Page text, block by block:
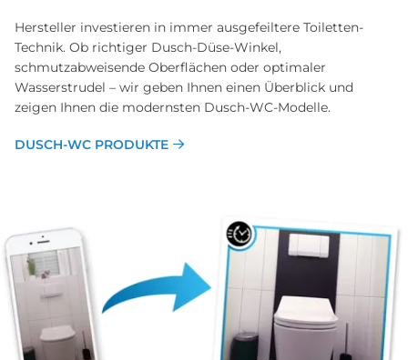
Hersteller investieren in immer ausgefeiltere Toiletten-
Technik. Ob richtiger Dusch-Düse-Winkel,
schmutzabweisende Oberflächen oder optimaler
Wasserstrudel – wir geben Ihnen einen Überblick und
zeigen Ihnen die modernsten Dusch-WC-Modelle.
DUSCH-WC PRODUKTE